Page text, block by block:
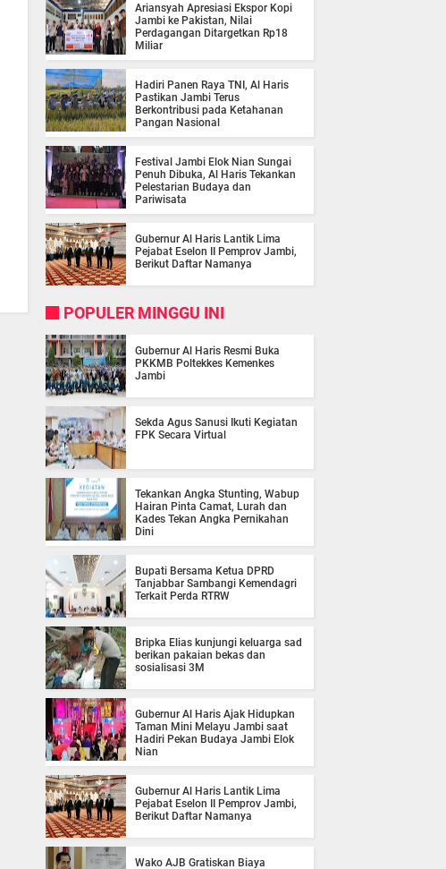
Ariansyah Apresiasi Ekspor Kopi
Jambi ke Pakistan, Nilai
Perdagangan Ditargetkan Rp18
Miliar
Hadiri Panen Raya TNI, Al Haris
Pastikan Jambi Terus
Berkontribusi pada Ketahanan
Pangan Nasional
Festival Jambi Elok Nian Sungai
Penuh Dibuka, Al Haris Tekankan
Pelestarian Budaya dan
Pariwisata
Gubernur Al Haris Lantik Lima
Pejabat Eselon II Pemprov Jambi,
Berikut Daftar Namanya
POPULER MINGGU INI
Gubernur Al Haris Resmi Buka
PKKMB Poltekkes Kemenkes
Jambi
Sekda Agus Sanusi Ikuti Kegiatan
FPK Secara Virtual
Tekankan Angka Stunting, Wabup
Hairan Pinta Camat, Lurah dan
Kades Tekan Angka Pernikahan
Dini
Bupati Bersama Ketua DPRD
Tanjabbar Sambangi Kemendagri
Terkait Perda RTRW
Bripka Elias kunjungi keluarga sad
berikan pakaian bekas dan
sosialisasi 3M
Gubernur Al Haris Ajak Hidupkan
Taman Mini Melayu Jambi saat
Hadiri Pekan Budaya Jambi Elok
Nian
Gubernur Al Haris Lantik Lima
Pejabat Eselon II Pemprov Jambi,
Berikut Daftar Namanya
Wako AJB Gratiskan Biaya